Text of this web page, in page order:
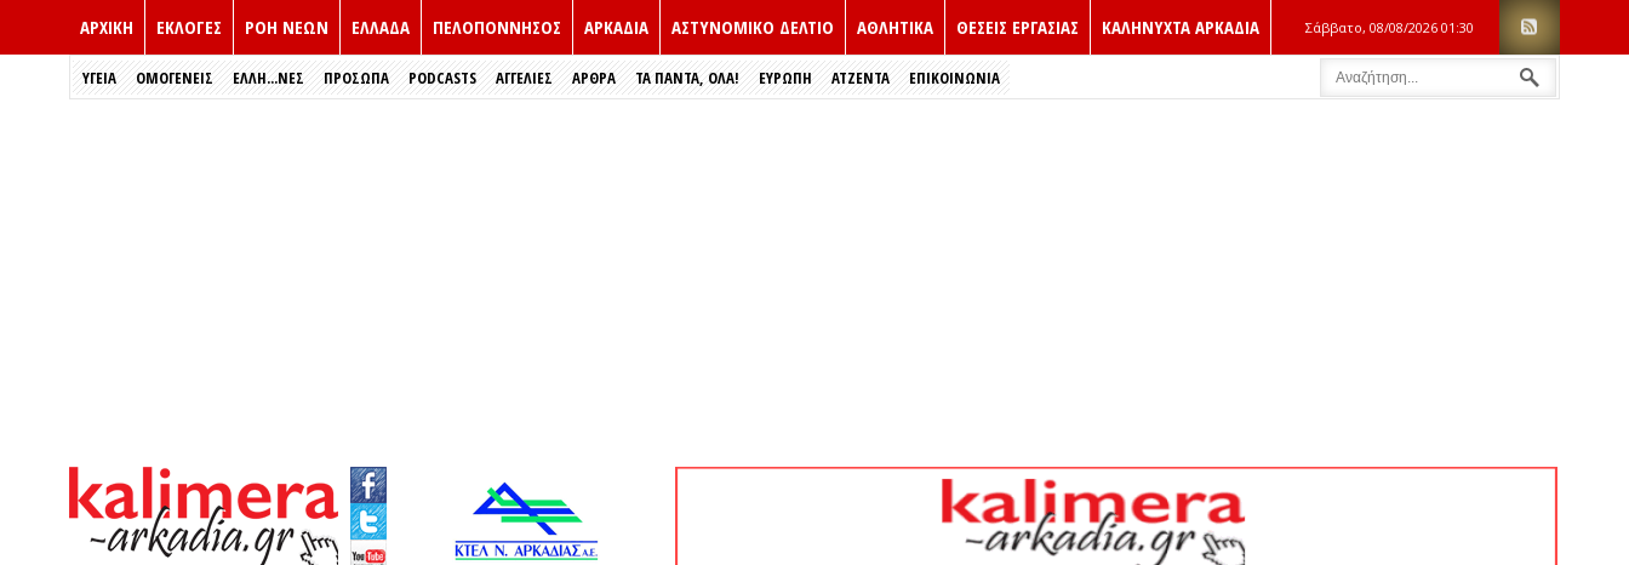
ΑΡΧΙΚΗ ΕΚΛΟΓΈΣ ΡΟΗ ΝΕΩΝ ΕΛΛΑΔΑ ΠΕΛΟΠΟΝΝΗΣΟΣ ΑΡΚΑΔΙΑ ΑΣΤΥΝΟΜΙΚΟ ΔΕΛΤΙΟ ΑΘΛΗΤΙΚΑ ΘΕΣΕΙΣ ΕΡΓΑΣΙΑΣ ΚΑΛΗΝΥΧΤΑ ΑΡΚΑΔΙΑ Σάββατο, 08/08/2026 01:30
ΥΓΕΙΑ ΟΜΟΓΕΝΕΙΣ ΈΛΛΗ...ΝΕΣ ΠΡΌΣΩΠΑ PODCASTS ΑΓΓΕΛΙΕΣ ΑΡΘΡΑ ΤΑ ΠΑΝΤΑ, ΟΛΑ! ΕΥΡΏΠΗ ΑΤΖΕΝΤΑ ΕΠΙΚΟΙΝΩΝΙΑ